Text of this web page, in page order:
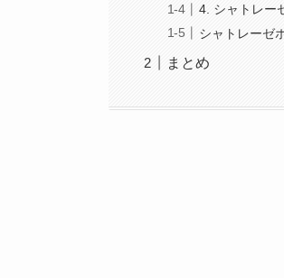
4. シャトレー
シャトレーゼ
まとめ